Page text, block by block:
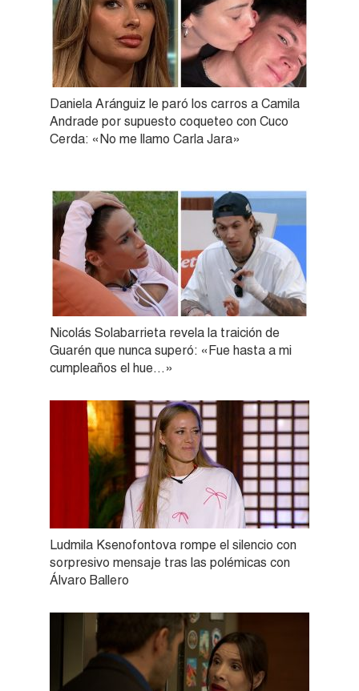
Daniela Aránguiz le paró los carros a Camila
Andrade por supuesto coqueteo con Cuco
Cerda: «No me llamo Carla Jara»
Nicolás Solabarrieta revela la traición de
Guarén que nunca superó: «Fue hasta a mi
cumpleaños el hue…»
Ludmila Ksenofontova rompe el silencio con
sorpresivo mensaje tras las polémicas con
Álvaro Ballero